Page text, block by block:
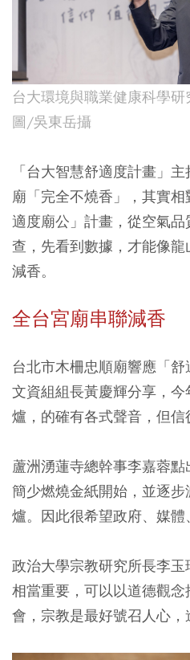
台大環境與職業健康科學研
圖/吳東岳攝
「台大智慧舒適度計畫」
廟「完全不燒香」，其實
適度廟公」計畫，從空氣
查，先看到數據，才能像
減香。
全台宮廟串聯減香
台北市木柵忠順廟響應「
文資組組長黃慶輝分享，
爐，的確有各式聲音，但信
蘆洲湧蓮寺總幹事李嘉蓉
簡少燃燒金紙開始，並逐
爐。因此很希望政府、媒體
政治大學宗教研究所長李玉
相當重要，可以以道德觀
會，宗教是最好號召人心，